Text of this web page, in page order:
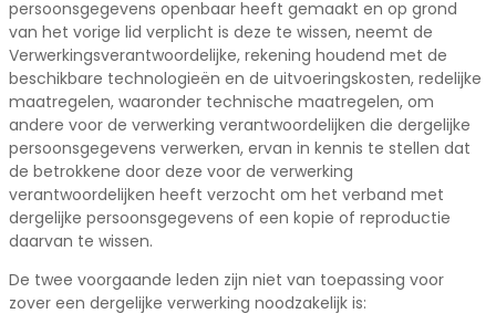
persoonsgegevens openbaar heeft gemaakt en op grond
van het vorige lid verplicht is deze te wissen, neemt de
Verwerkingsverantwoordelijke, rekening houdend met de
beschikbare technologieën en de uitvoeringskosten, redelijke
maatregelen, waaronder technische maatregelen, om
andere voor de verwerking verantwoordelijken die dergelijke
persoonsgegevens verwerken, ervan in kennis te stellen dat
de betrokkene door deze voor de verwerking
verantwoordelijken heeft verzocht om het verband met
dergelijke persoonsgegevens of een kopie of reproductie
daarvan te wissen.
De twee voorgaande leden zijn niet van toepassing voor
zover een dergelijke verwerking noodzakelijk is: